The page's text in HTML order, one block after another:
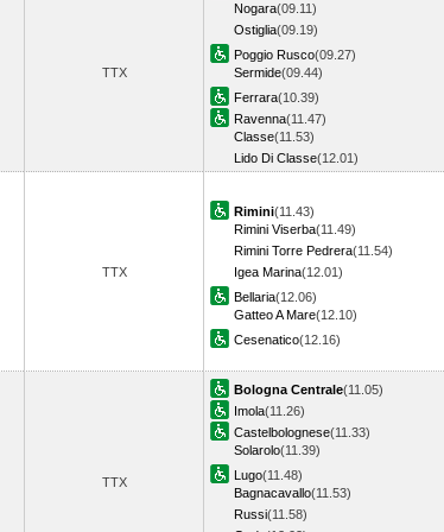
TTX
Nogara(09.11)
Ostiglia(09.19)
Poggio Rusco(09.27)
Sermide(09.44)
Ferrara(10.39)
Ravenna(11.47)
Classe(11.53)
Lido Di Classe(12.01)
TTX
Rimini(11.43)
Rimini Viserba(11.49)
Rimini Torre Pedrera(11.54)
Igea Marina(12.01)
Bellaria(12.06)
Gatteo A Mare(12.10)
Cesenatico(12.16)
TTX
Bologna Centrale(11.05)
Imola(11.26)
Castelbolognese(11.33)
Solarolo(11.39)
Lugo(11.48)
Bagnacavallo(11.53)
Russi(11.58)